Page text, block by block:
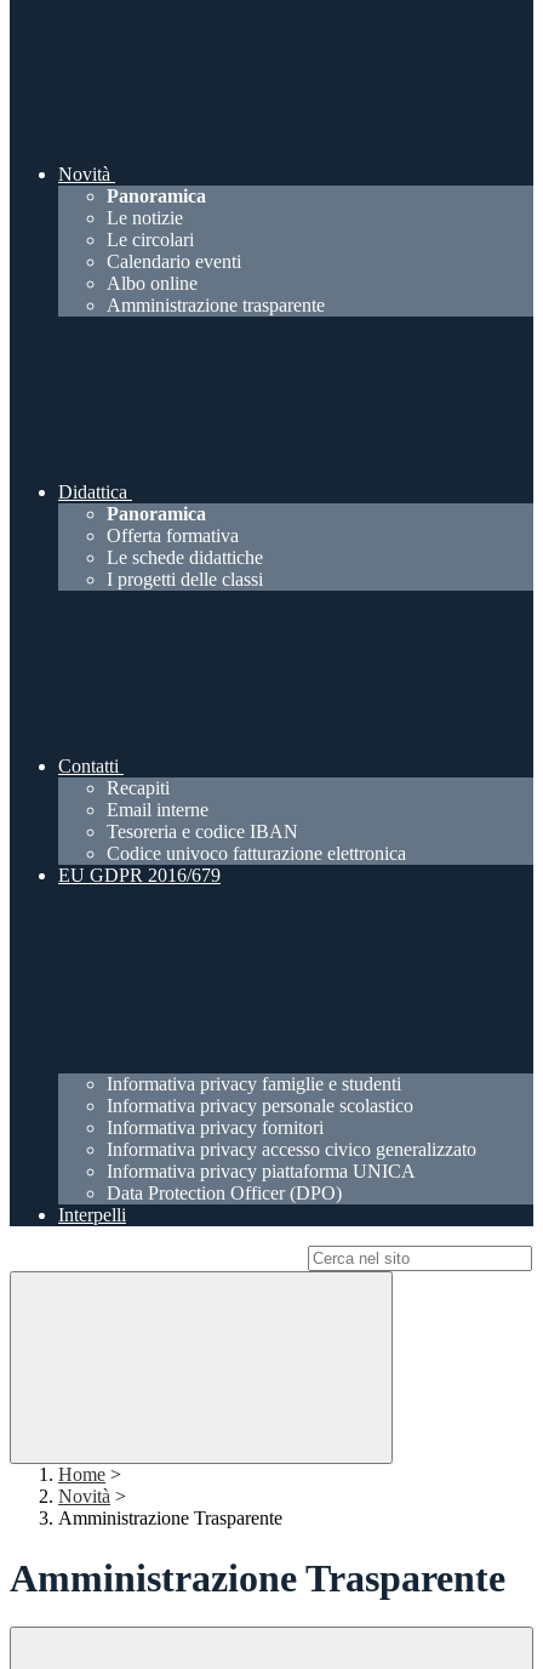
Novità
Panoramica
Le notizie
Le circolari
Calendario eventi
Albo online
Amministrazione trasparente
Didattica
Panoramica
Offerta formativa
Le schede didattiche
I progetti delle classi
Contatti
Recapiti
Email interne
Tesoreria e codice IBAN
Codice univoco fatturazione elettronica
EU GDPR 2016/679
Informativa privacy famiglie e studenti
Informativa privacy personale scolastico
Informativa privacy fornitori
Informativa privacy accesso civico generalizzato
Informativa privacy piattaforma UNICA
Data Protection Officer (DPO)
Interpelli
Home >
Novità >
Amministrazione Trasparente
Amministrazione Trasparente